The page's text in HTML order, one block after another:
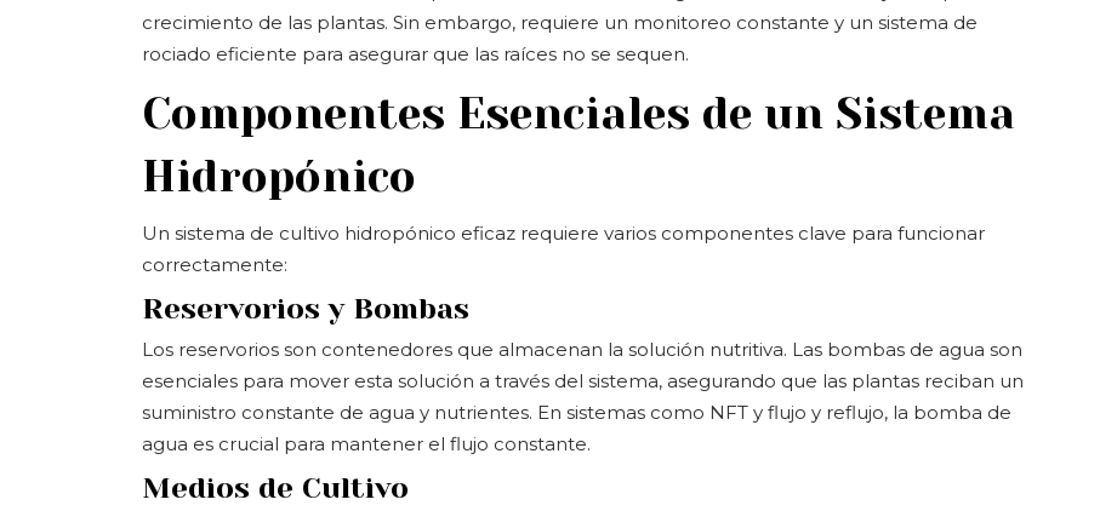
crecimiento de las plantas. Sin embargo, requiere un monitoreo constante y un sistema de
rociado eficiente para asegurar que las raíces no se sequen.
Componentes Esenciales de un Sistema
Hidropónico
Un sistema de cultivo hidropónico eficaz requiere varios componentes clave para funcionar
correctamente:
Reservorios y Bombas
Los reservorios son contenedores que almacenan la solución nutritiva. Las bombas de agua son
esenciales para mover esta solución a través del sistema, asegurando que las plantas reciban un
suministro constante de agua y nutrientes. En sistemas como NFT y flujo y reflujo, la bomba de
agua es crucial para mantener el flujo constante.
Medios de Cultivo